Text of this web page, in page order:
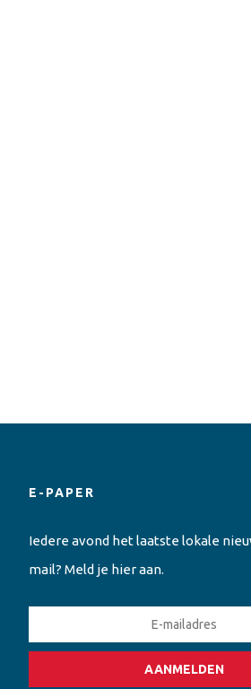
E-PAPER
Iedere avond het laatste lokale
mail? Meld je hier aan.